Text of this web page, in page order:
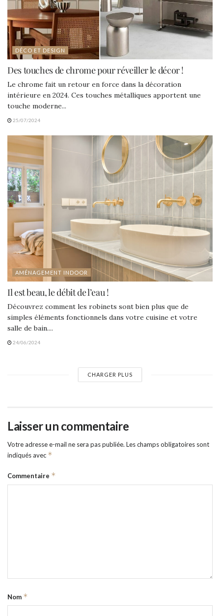
DÉCO ET DESIGN
Des touches de chrome pour réveiller le décor !
Le chrome fait un retour en force dans la décoration
intérieure en 2024. Ces touches métalliques apportent une
touche moderne...
25/07/2024
AMÉNAGEMENT INDOOR
Il est beau, le débit de l’eau !
Découvrez comment les robinets sont bien plus que de
simples éléments fonctionnels dans votre cuisine et votre
salle de bain....
24/06/2024
CHARGER PLUS
Laisser un commentaire
Votre adresse e-mail ne sera pas publiée. Les champs obligatoires sont
indiqués avec *
Commentaire *
Nom *